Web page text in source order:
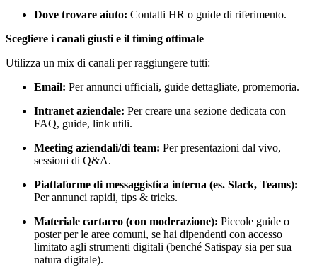
Dove trovare aiuto: Contatti HR o guide di riferimento.
Scegliere i canali giusti e il timing ottimale
Utilizza un mix di canali per raggiungere tutti:
Email: Per annunci ufficiali, guide dettagliate, promemoria.
Intranet aziendale: Per creare una sezione dedicata con
FAQ, guide, link utili.
Meeting aziendali/di team: Per presentazioni dal vivo,
sessioni di Q&A.
Piattaforme di messaggistica interna (es. Slack, Teams):
Per annunci rapidi, tips & tricks.
Materiale cartaceo (con moderazione): Piccole guide o
poster per le aree comuni, se hai dipendenti con accesso
limitato agli strumenti digitali (benché Satispay sia per sua
natura digitale).